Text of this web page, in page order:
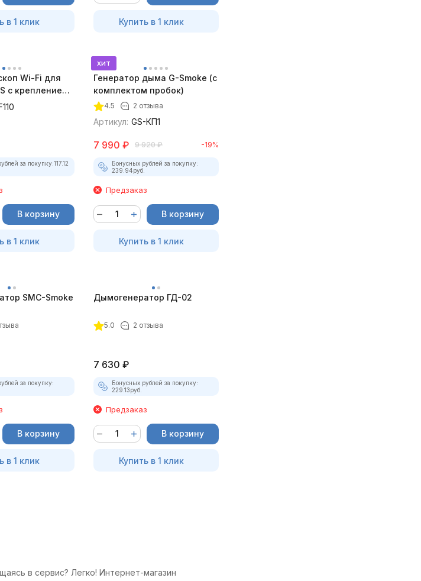
в 1 клик Купить в 1 клик
Wi-Fi для
с креплением
за покупку:117.12
В корзину
в 1 клик
хит
Генератор дыма G-Smoke (c
комплектом пробок)
4.5 2 отзыва
Артикул: GS-КП1
7 990 ₽ 9 920 ₽ -19%
Бонусных рублей за покупку:
239.94руб.
Предзаказ
В корзину
Купить в 1 клик
SMC-Smoke
за покупку:
В корзину
в 1 клик
Дымогенератор ГД-02
5.0 2 отзыва
7 630 ₽
Бонусных рублей за покупку:
229.13руб.
Предзаказ
В корзину
Купить в 1 клик
в сервис? Легко! Интернет-магазин